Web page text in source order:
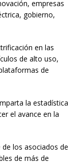
empresas
gobierno,
en las
de alto uso,
de
la estadística
el avance en la
los asociados de
de más de